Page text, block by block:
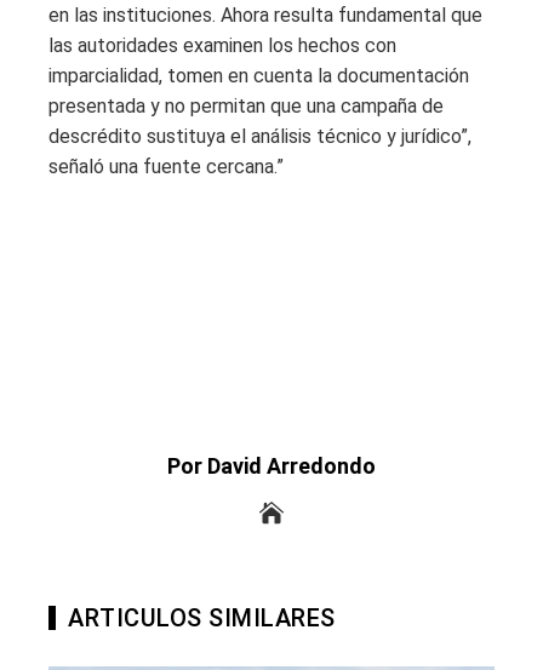
en las instituciones. Ahora resulta fundamental que
las autoridades examinen los hechos con
imparcialidad, tomen en cuenta la documentación
presentada y no permitan que una campaña de
descrédito sustituya el análisis técnico y jurídico”,
señaló una fuente cercana.”
Por David Arredondo
ARTICULOS SIMILARES